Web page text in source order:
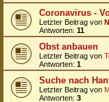
Coronavirus -
Letzter Beitrag von
Antworten: 11
Obst anbauen
Letzter Beitrag von
Antworten: 1
Suche nach
Letzter Beitrag von
Antworten: 3